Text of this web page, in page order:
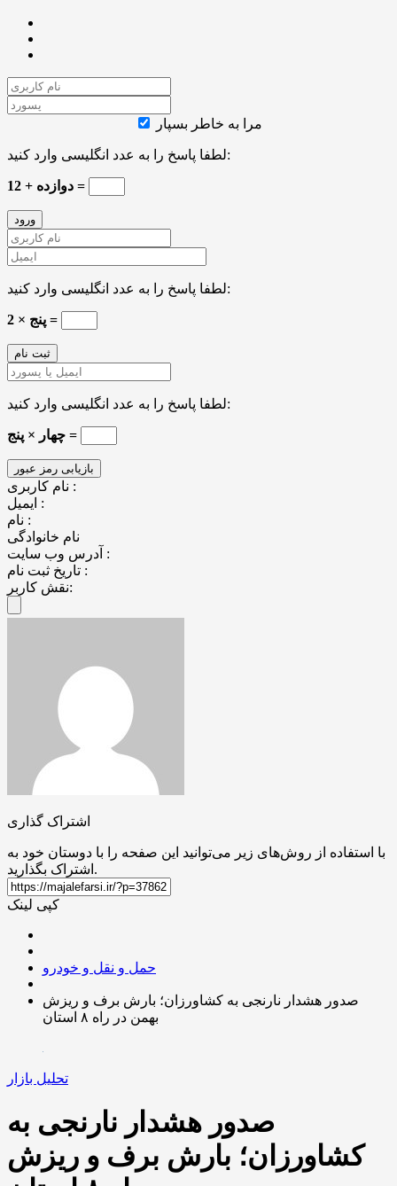
مرا به خاطر بسپار
لطفا پاسخ را به عدد انگلیسی وارد کنید:
دوازده + 12 =
لطفا پاسخ را به عدد انگلیسی وارد کنید:
پنج × 2 =
لطفا پاسخ را به عدد انگلیسی وارد کنید:
چهار × پنج =
نام کاربری :
ایمیل :
نام :
نام خانوادگی
آدرس وب سایت :
تاریخ ثبت نام :
نقش کاربر:
اشتراک گذاری
با استفاده از روش‌های زیر می‌توانید این صفحه را با دوستان خود به
اشتراک بگذارید.
کپی لینک
حمل و نقل و خودرو
صدور هشدار نارنجی به کشاورزان؛ بارش برف و ریزش
بهمن در راه ۸ استان
تحلیل بازار
صدور هشدار نارنجی به
کشاورزان؛ بارش برف و ریزش